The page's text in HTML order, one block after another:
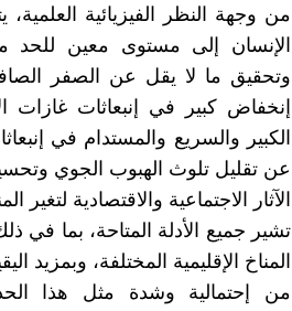
من وجهة النظر الفيزيائية
الإنسان إلى مستوى معين للحد
وتحقيق ما لا يقل عن الصفر
إنخفاض كبير في إنبعاثات
الكبير والسريع والمستدام في
عن تقليل تلوث الهبوب الجوي
الآثار الاجتماعية والاقتصادية لتغير
تشير جميع الأدلة المتاحة، بما في
المناخ الإقليمية المختلفة، وبمزيد
من إحتمالية وشدة مثل هذا